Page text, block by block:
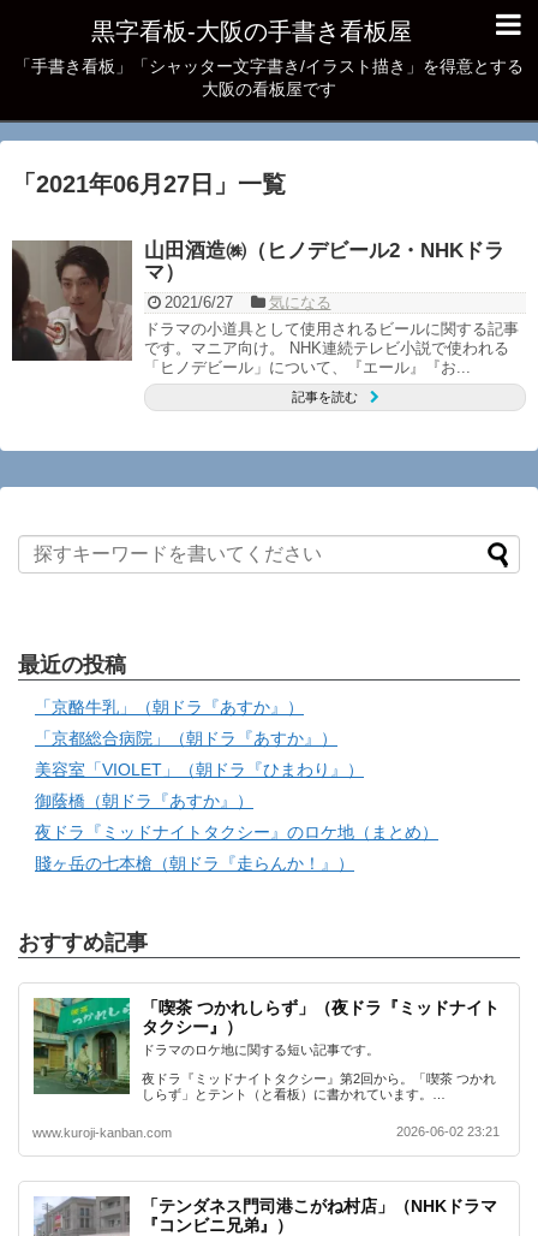
黒字看板‐大阪の手書き看板屋
「手書き看板」「シャッター文字書き/イラスト描き」を得意とする
大阪の看板屋です
「 2021年06月27日 」 一覧
山田酒造㈱（ヒノデビール2・NHKドラ
マ）
2021/6/27
気になる
ドラマの小道具として使用されるビールに関する記事
です。マニア向け。 NHK連続テレビ小説で使われる
「ヒノデビール」について、『エール』『お...
記事を読む
最近の投稿
「京酪牛乳」（朝ドラ『あすか』）
「京都総合病院」（朝ドラ『あすか』）
美容室「VIOLET」（朝ドラ『ひまわり』）
御蔭橋（朝ドラ『あすか』）
夜ドラ『ミッドナイトタクシー』のロケ地（まとめ）
賤ヶ岳の七本槍（朝ドラ『走らんか！』）
おすすめ記事
「喫茶 つかれしらず」（夜ドラ『ミッドナイト
タクシー』）
ドラマのロケ地に関する短い記事です。
夜ドラ『ミッドナイトタクシー』第2回から。「喫茶 つかれ
しらず」とテント（と看板）に書かれています。…
www.kuroji-kanban.com 2026-06-02 23:21
「テンダネス門司港こがね村店」（NHKドラマ
『コンビニ兄弟』）